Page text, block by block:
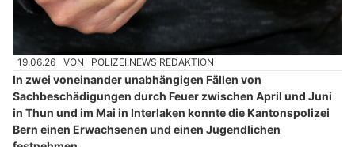
19.06.26 VON POLIZEI.NEWS REDAKTION
In zwei voneinander unabhängigen Fällen von
Sachbeschädigungen durch Feuer zwischen April und Juni
in Thun und im Mai in Interlaken konnte die Kantonspolizei
Bern einen Erwachsenen und einen Jugendlichen